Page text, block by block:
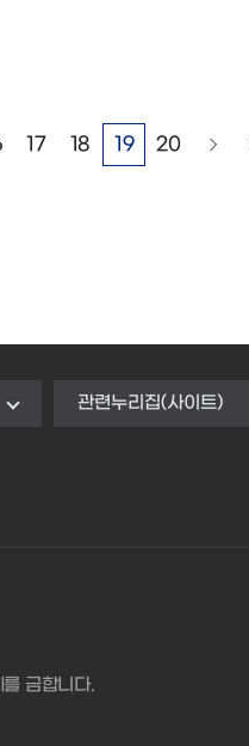
17 18 19 20
관련누리집(사이트)
금합니다.